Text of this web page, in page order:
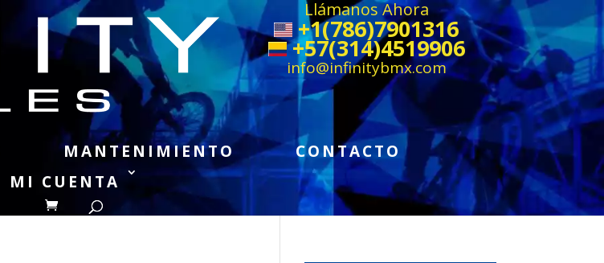
Llámanos Ahora
+1(786)7901316
+57(314)4519906
info@infinitybmx.com
MANTENIMIENTO
CONTACTO
MI CUENTA